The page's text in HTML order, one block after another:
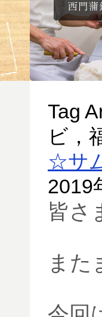
Tag
ビ，
☆サ
2019
皆さ
また